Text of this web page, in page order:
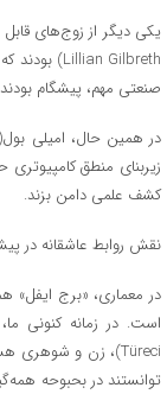
صنعتی مهم، پیشگام
زیربنای منطق
کشف علمی دامن بزند.
نقش روابط عاشقانه در
در معماری، «برج ایفل»